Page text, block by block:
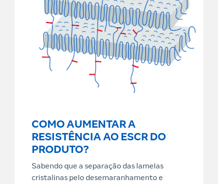
COMO AUMENTAR A
RESISTÊNCIA AO ESCR DO
PRODUTO?
Sabendo que a separação das lamelas
cristalinas pelo desemaranhamento e